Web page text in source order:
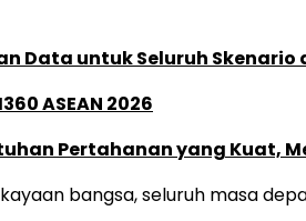
Data untuk Seluruh
ASEAN 2026
Pertahanan yang Kuat,
bangsa, seluruh masa